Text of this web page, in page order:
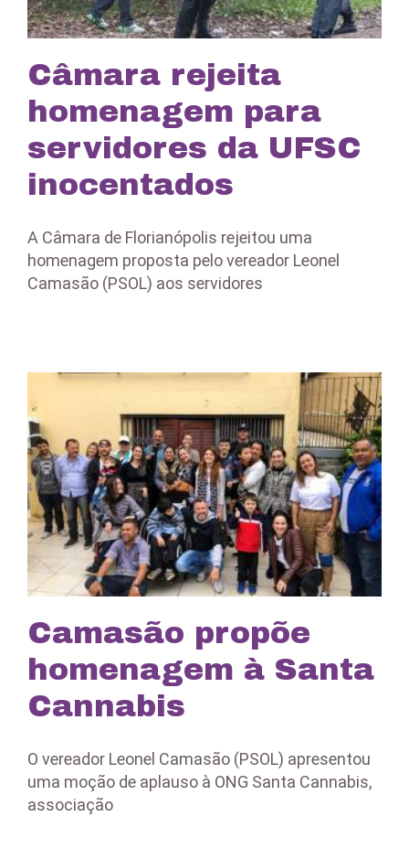
Câmara rejeita
homenagem para
servidores da UFSC
inocentados
A Câmara de Florianópolis rejeitou uma
homenagem proposta pelo vereador Leonel
Camasão (PSOL) aos servidores
Camasão propõe
homenagem à Santa
Cannabis
O vereador Leonel Camasão (PSOL) apresentou
uma moção de aplauso à ONG Santa Cannabis,
associação